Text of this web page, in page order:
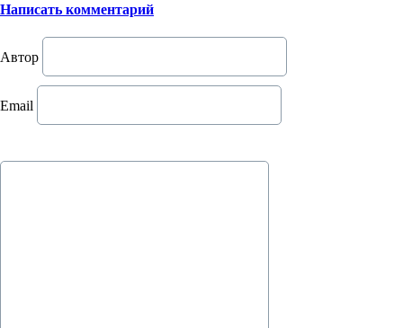
Написать комментарий
Автор
Email